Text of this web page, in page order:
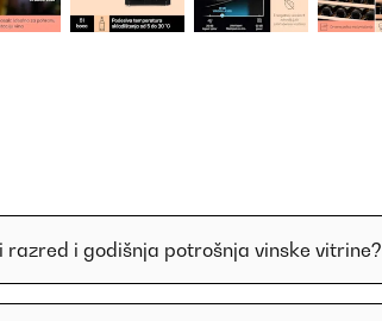
razred i godišnja potrošnja vinske vitrine?